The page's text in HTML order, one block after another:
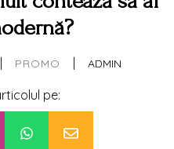
PROMO ADMIN
pe: